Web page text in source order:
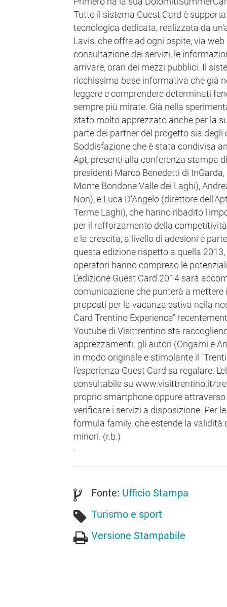
Tutto il sistema Guest Card è
tecnologica dedicata, realizzata da
Lavis, che offre ad ogni ospite, via
consultazione dei servizi, le
arrivare, orari dei mezzi pubblici. Il
ricchissima base informativa che già
leggere e comprendere determinati
sempre più mirate. Già nella
stato molto apprezzato anche per la
parte dei partner del progetto sia degli
Soddisfazione che è stata condivisa
Apt, presenti alla conferenza stampa
presidenti Marco Benedetti di
Monte Bondone Valle dei Laghi),
Non), e Luca D'Angelo (direttore
Terme Laghi), che hanno ribadito
per il rafforzamento della
e la crescita, a livello di adesioni e
questa edizione rispetto a quella
operatori hanno compreso le
L'edizione Guest Card 2014 sarà
comunicazione che punterà a
proposti per la vacanza estiva nella
Card Trentino Experience"
Youtube di Visittrentino sta
apprezzamenti; gli autori (Origami e
in modo originale e stimolante il
l'esperienza Guest Card sa regalare.
consultabile su www.visittrentino.it/
proprio smartphone oppure attraverso
verificare i servizi a disposizione. Per
formula family, che estende la validità
minori. (r.b.)
-
Fonte: Ufficio Stampa
Turismo e sport
Versione Stampabile